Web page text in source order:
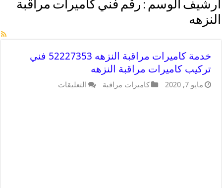
أرشيف الوسم : رقم فني كاميرات مراقبة
النزهه
خدمة كاميرات مراقبة النزهه 52227353 فني
تركيب كاميرات مراقبة النزهه
مايو 7, 2020 كاميرات مراقبة التعليقات